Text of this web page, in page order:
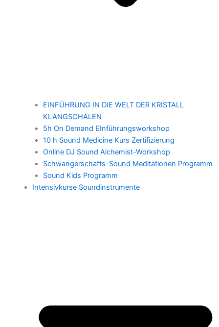
EINFÜHRUNG IN DIE WELT DER KRISTALL
KLANGSCHALEN
5h On Demand EInführungsworkshop
10 h Sound Medicine Kurs Zertifizierung
Online DJ Sound Alchemist-Workshop
Schwangerschafts-Sound Meditationen Programm
Sound Kids Programm
Intensivkurse Soundinstrumente